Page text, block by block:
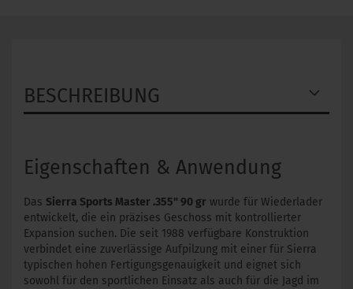
BESCHREIBUNG
Eigenschaften & Anwendung
Das Sierra Sports Master .355" 90 gr wurde für Wiederlader
entwickelt, die ein präzises Geschoss mit kontrollierter
Expansion suchen. Die seit 1988 verfügbare Konstruktion
verbindet eine zuverlässige Aufpilzung mit einer für Sierra
typischen hohen Fertigungsgenauigkeit und eignet sich
sowohl für den sportlichen Einsatz als auch für die Jagd im